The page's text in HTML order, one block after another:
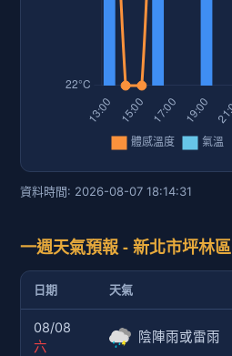
資料時間: 2026-08-07 18:14:31
一週天氣預報 - 新北市坪林區
日期 天氣
08/08
六
陰陣雨或雷雨